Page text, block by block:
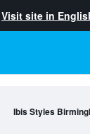
Visit site in
Ibis Styles